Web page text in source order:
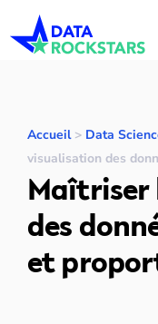
Accueil> Data
visualisation des
Maîtriser
des
et